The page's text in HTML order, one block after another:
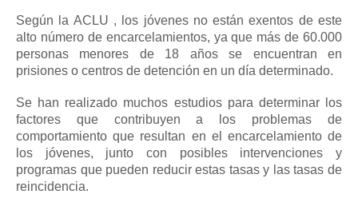
Según la ACLU , los jóvenes no están exentos de este
alto número de encarcelamientos, ya que más de 60.000
personas menores de 18 años se encuentran en
prisiones o centros de detención en un día determinado.
Se han realizado muchos estudios para determinar los
factores que contribuyen a los problemas de
comportamiento que resultan en el encarcelamiento de
los jóvenes, junto con posibles intervenciones y
programas que pueden reducir estas tasas y las tasas de
reincidencia.